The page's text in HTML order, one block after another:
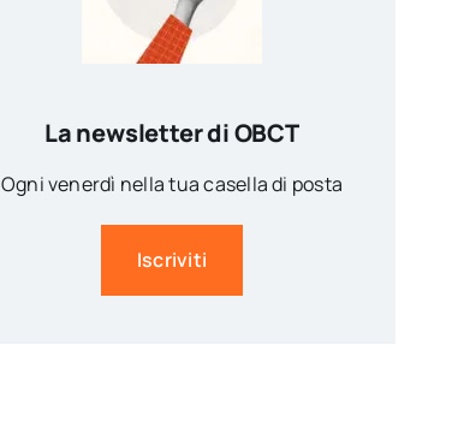
La newsletter di OBCT
Ogni venerdì nella tua casella di posta
Iscriviti